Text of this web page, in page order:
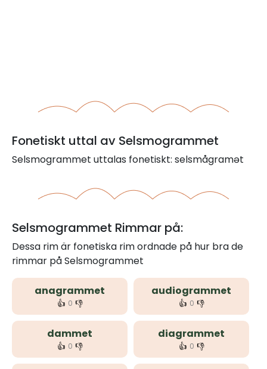
Fonetiskt uttal av Selsmogrammet
Selsmogrammet uttalas fonetiskt: selsmågramət
Selsmogrammet Rimmar på:
Dessa rim är fonetiska rim ordnade på hur bra de
rimmar på Selsmogrammet
anagrammet
👍 0 👎
audiogrammet
👍 0 👎
dammet
👍 0 👎
diagrammet
👍 0 👎